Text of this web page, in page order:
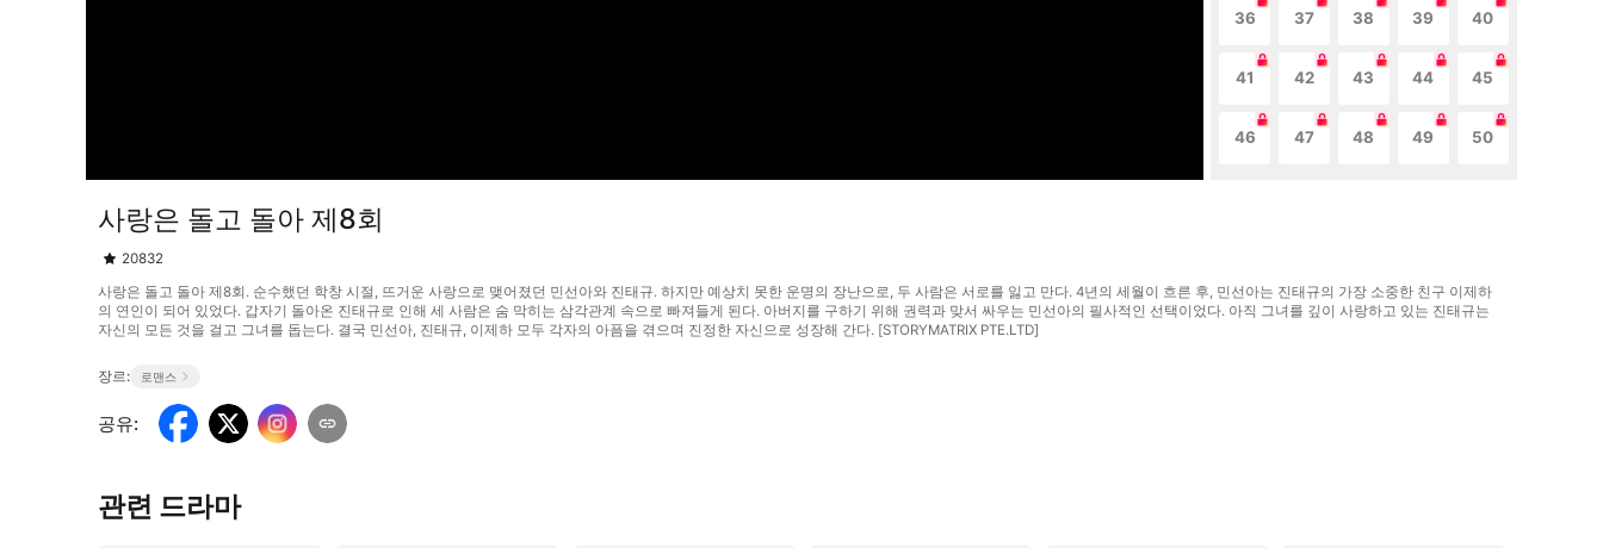
36 37 38 39 40
41 42 43 44 45
46 47 48 49 50
사랑은 돌고 돌아 제8회
20832
사랑은 돌고 돌아 제8회. 순수했던 학창 시절, 뜨거운 사랑으로 맺어졌던 민선아와 진태규. 하지만 예상치 못한 운명의 장난으로, 두 사람은 서로를 잃고 만다. 4년의 세월이 흐른 후, 민선아는 진태규의 가장 소중한 친구 이제하
의 연인이 되어 있었다. 갑자기 돌아온 진태규로 인해 세 사람은 숨 막히는 삼각관계 속으로 빠져들게 된다. 아버지를 구하기 위해 권력과 맞서 싸우는 민선아의 필사적인 선택이었다. 아직 그녀를 깊이 사랑하고 있는 진태규는
자신의 모든 것을 걸고 그녀를 돕는다. 결국 민선아, 진태규, 이제하 모두 각자의 아픔을 겪으며 진정한 자신으로 성장해 간다. [STORYMATRIX PTE.LTD]
장르: 로맨스
공유:
관련 드라마